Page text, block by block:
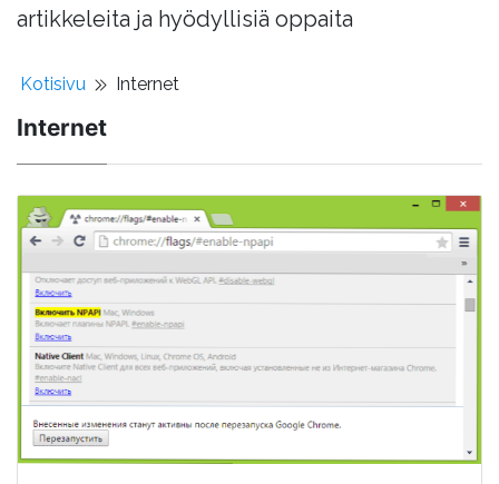
artikkeleita ja hyödyllisiä oppaita
Kotisivu Internet
Internet